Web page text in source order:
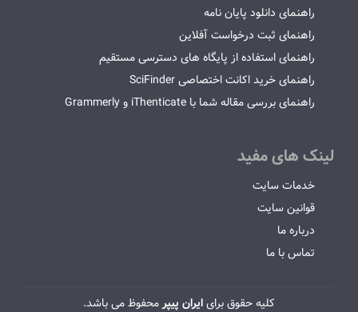
راهنمای دانلود پایان نامه
راهنمای ثبت درخواست آفلاین
راهنمای استفاده از پایگاه های دسترسی مستقیم
راهنمای خرید اکانت اختصاصی SciFinder
راهنمای بررسی مقاله شما با iThenticate و Grammerly
لینک های مفید
خدمات سایت
قوانین سایت
درباره ما
تماس با ما
کلیه حقوق برایایران پیپرمحفوظ می باشد.